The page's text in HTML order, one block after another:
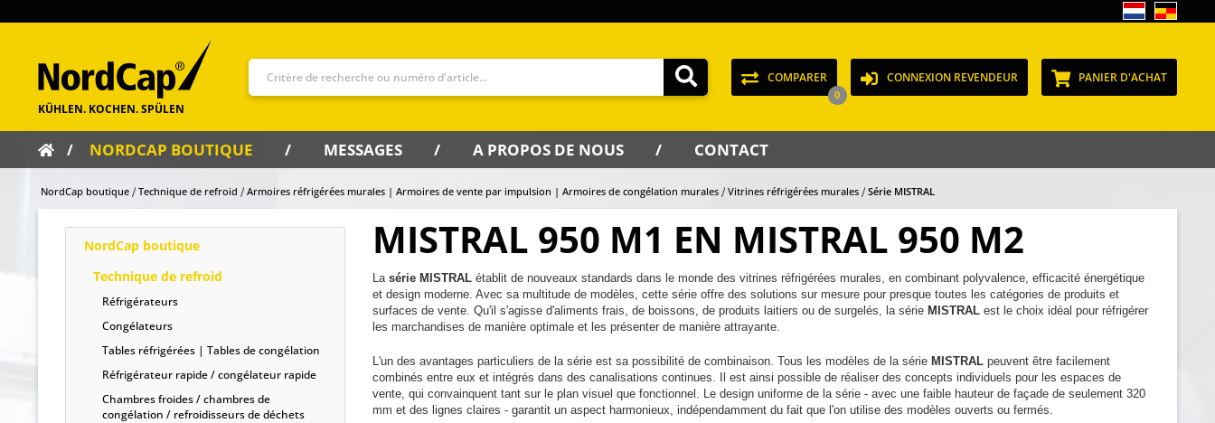
COMPARER
0
CONNEXION REVENDEUR PANIER D'ACHAT
NORDCAP BOUTIQUE MESSAGES A PROPOS DE NOUS CONTACT
NordCap boutique Technique de refroid Armoires réfrigérées murales | Armoires de vente par impulsion | Armoires de congélation murales Vitrines réfrigérées murales Série MISTRAL
NordCap boutique
Technique de refroid
Réfrigérateurs
Congélateurs
Tables réfrigérées | Tables de congélation
Réfrigérateur rapide / congélateur rapide
Chambres froides / chambres de
congélation / refroidisseurs de déchets
MISTRAL 950 M1 EN MISTRAL 950 M2
La série MISTRAL établit de nouveaux standards dans le monde des vitrines réfrigérées murales, en combinant polyvalence, efficacité énergétique
et design moderne. Avec sa multitude de modèles, cette série offre des solutions sur mesure pour presque toutes les catégories de produits et
surfaces de vente. Qu'il s'agisse d'aliments frais, de boissons, de produits laitiers ou de surgelés, la série MISTRAL est le choix idéal pour réfrigérer
les marchandises de manière optimale et les présenter de manière attrayante.
L'un des avantages particuliers de la série est sa possibilité de combinaison. Tous les modèles de la série MISTRAL peuvent être facilement
combinés entre eux et intégrés dans des canalisations continues. Il est ainsi possible de réaliser des concepts individuels pour les espaces de
vente, qui convainquent tant sur le plan visuel que fonctionnel. Le design uniforme de la série - avec une faible hauteur de façade de seulement 320
mm et des lignes claires - garantit un aspect harmonieux, indépendamment du fait que l'on utilise des modèles ouverts ou fermés.